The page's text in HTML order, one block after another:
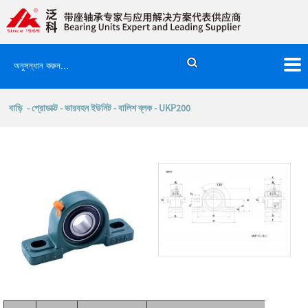
বাড়ি -প্রোডাক্ট-ভারবহন ইউনিট-বালিশ ব্লক- UKP200